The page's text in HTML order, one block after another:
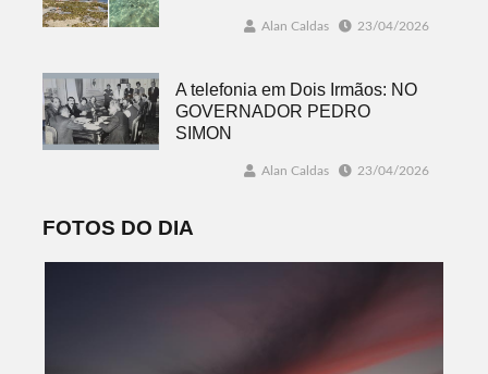
Alan Caldas 23/04/2026
A telefonia em Dois Irmãos: NO
GOVERNADOR PEDRO
SIMON
Alan Caldas 23/04/2026
FOTOS DO DIA